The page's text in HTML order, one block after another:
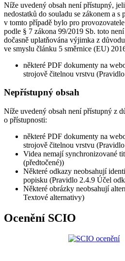
Níže uvedený obsah není přístupný,
nedostatků do souladu se zákonem a
v tomto případě bylo pro
podle § 7 zákona 99/2019 Sb. toto
dočasně uplatňována výjimka z
ve smyslu článku 5 směrnice (EU)
některé PDF dokumenty na
strojově čitelnou vrstvu
Nepřístupný obsah
Níže uvedený obsah není přístupný z
o přístupnosti:
některé PDF dokumenty na
strojově čitelnou vrstvu
Videa nemají synchronizované
(předtočené))
Některé odkazy neobsahují
popisku (Pravidlo 2.4.9 Účel
Některé obrázky neobsahují
Textové alternativy)
Ocenění SCIO